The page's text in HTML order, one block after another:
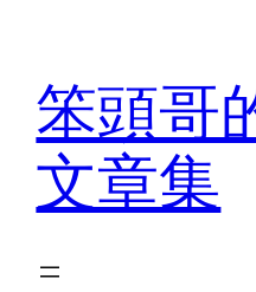
content
笨頭哥
文章集